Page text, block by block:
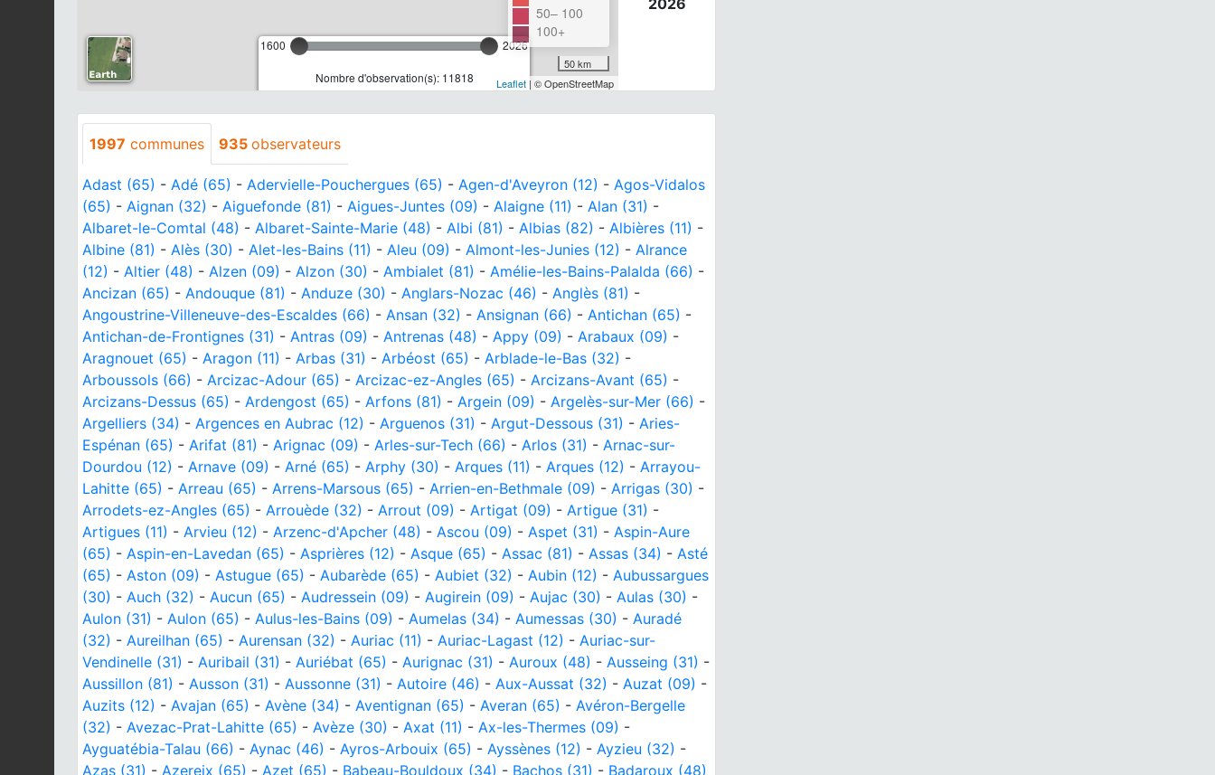
1600 2026
Nombre d'observation(s): 11818
50– 100
100+
50 km
Leaflet| © OpenStreetMap
1997 communes 935 observateurs
Adast (65) - Adé (65) - Adervielle-Pouchergues (65) - Agen-d'Aveyron (12) - Agos-Vidalos
(65) - Aignan (32) - Aiguefonde (81) - Aigues-Juntes (09) - Alaigne (11) - Alan (31) -
Albaret-le-Comtal (48) - Albaret-Sainte-Marie (48) - Albi (81) - Albias (82) - Albières (11) -
Albine (81) - Alès (30) - Alet-les-Bains (11) - Aleu (09) - Almont-les-Junies (12) - Alrance
(12) - Altier (48) - Alzen (09) - Alzon (30) - Ambialet (81) - Amélie-les-Bains-Palalda (66) -
Ancizan (65) - Andouque (81) - Anduze (30) - Anglars-Nozac (46) - Anglès (81) -
Angoustrine-Villeneuve-des-Escaldes (66) - Ansan (32) - Ansignan (66) - Antichan (65) -
Antichan-de-Frontignes (31) - Antras (09) - Antrenas (48) - Appy (09) - Arabaux (09) -
Aragnouet (65) - Aragon (11) - Arbas (31) - Arbéost (65) - Arblade-le-Bas (32) -
Arboussols (66) - Arcizac-Adour (65) - Arcizac-ez-Angles (65) - Arcizans-Avant (65) -
Arcizans-Dessus (65) - Ardengost (65) - Arfons (81) - Argein (09) - Argelès-sur-Mer (66) -
Argelliers (34) - Argences en Aubrac (12) - Arguenos (31) - Argut-Dessous (31) - Aries-
Espénan (65) - Arifat (81) - Arignac (09) - Arles-sur-Tech (66) - Arlos (31) - Arnac-sur-
Dourdou (12) - Arnave (09) - Arné (65) - Arphy (30) - Arques (11) - Arques (12) - Arrayou-
Lahitte (65) - Arreau (65) - Arrens-Marsous (65) - Arrien-en-Bethmale (09) - Arrigas (30) -
Arrodets-ez-Angles (65) - Arrouède (32) - Arrout (09) - Artigat (09) - Artigue (31) -
Artigues (11) - Arvieu (12) - Arzenc-d'Apcher (48) - Ascou (09) - Aspet (31) - Aspin-Aure
(65) - Aspin-en-Lavedan (65) - Asprières (12) - Asque (65) - Assac (81) - Assas (34) - Asté
(65) - Aston (09) - Astugue (65) - Aubarède (65) - Aubiet (32) - Aubin (12) - Aubussargues
(30) - Auch (32) - Aucun (65) - Audressein (09) - Augirein (09) - Aujac (30) - Aulas (30) -
Aulon (31) - Aulon (65) - Aulus-les-Bains (09) - Aumelas (34) - Aumessas (30) - Auradé
(32) - Aureilhan (65) - Aurensan (32) - Auriac (11) - Auriac-Lagast (12) - Auriac-sur-
Vendinelle (31) - Auribail (31) - Auriébat (65) - Aurignac (31) - Auroux (48) - Ausseing (31) -
Aussillon (81) - Ausson (31) - Aussonne (31) - Autoire (46) - Aux-Aussat (32) - Auzat (09) -
Auzits (12) - Avajan (65) - Avène (34) - Aventignan (65) - Averan (65) - Avéron-Bergelle
(32) - Avezac-Prat-Lahitte (65) - Avèze (30) - Axat (11) - Ax-les-Thermes (09) -
Ayguatébia-Talau (66) - Aynac (46) - Ayros-Arbouix (65) - Ayssènes (12) - Ayzieu (32) -
Azas (31) - Azereix (65) - Azet (65) - Babeau-Bouldoux (34) - Bachos (31) - Badaroux (48)